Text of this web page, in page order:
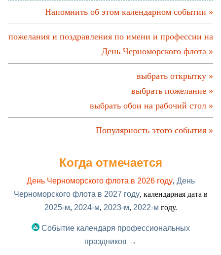
Напомнить об этом календарном событии »
пожелания и поздравления по имени и профессии на
День Черноморского флота »
выбрать открытку »
выбрать пожелание »
выбрать обои на рабочий стол »
Популярность этого события »
Когда отмечается
День Черноморского флота в 2026 году, День
Черноморского флота в 2027 году, календарная дата в
2025-м, 2024-м, 2023-м, 2022-м году.
Событие календаря профессиональных
праздников →